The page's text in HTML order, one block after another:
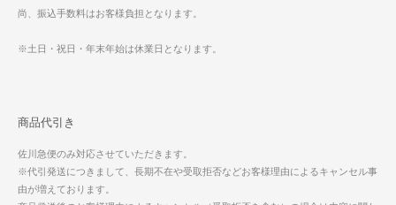
尚、振込手数料はお客様負担となります。
※土日・祝日・年末年始は休業日となります。
商品代引き
佐川急便のみ対応させていただきます。
※代引発送につきまして、長期不在や受取拒否などお客様理由によるキャンセル事
由が増えております。